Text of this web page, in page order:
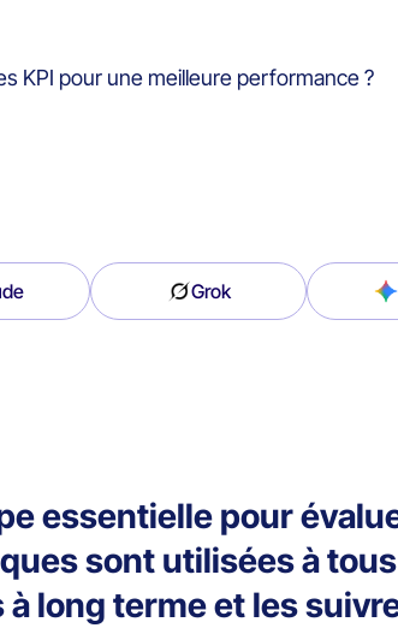
KPI pour une meilleure performance ?
Grok
essentielle pour
sont utilisées à
long terme et les